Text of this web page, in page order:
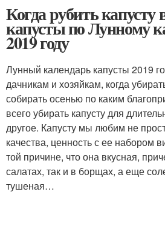
Когда рубить капусту
капусты по Лунному
2019 году
Лунный календарь капусты 2019
дачникам и хозяйкам, когда
собирать осенью по каким
всего убирать капусту для
другое. Капусту мы любим не
качества, ценность с ее набором
той причине, что она вкусная,
салатах, так и в борщах, а еще
тушеная…